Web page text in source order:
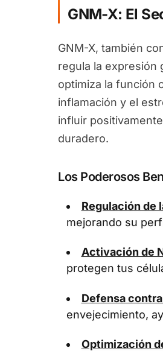
GNM-X: El
GNM-X, también
regula la expresión
optimiza la función
inflamación y el
influir
duradero.
Los Poderosos
Regulación de
mejorando su
Activación de
protegen tus
Defensa
envejecimiento,
Optimización